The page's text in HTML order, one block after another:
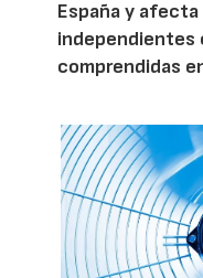
España y
independientes
comprendidas